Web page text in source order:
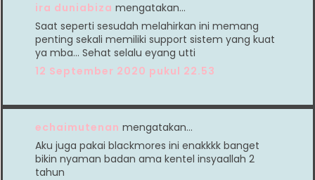
ira duniabiza mengatakan…
Saat seperti sesudah melahirkan ini memang
penting sekali memiliki support sistem yang kuat
ya mba... Sehat selalu eyang utti
12 September 2020 pukul 22.53
echaimutenan mengatakan…
Aku juga pakai blackmores ini enakkkk banget
bikin nyaman badan ama kentel insyaallah 2
tahun